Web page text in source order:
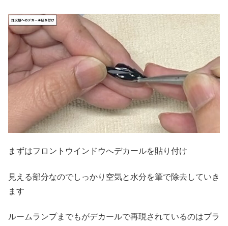
まずはフロントウインドウへデカールを貼り付け
見える部分なのでしっかり空気と水分を筆で除去していき
ます
ルームランプまでもがデカールで再現されているのはプラ